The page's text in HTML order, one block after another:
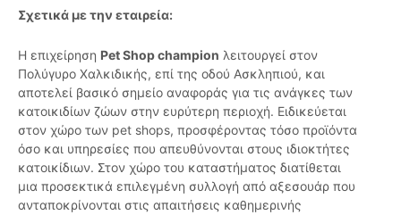
Σχετικά με την εταιρεία:
Η επιχείρηση Pet Shop champion λειτουργεί στον
Πολύγυρο Χαλκιδικής, επί της οδού Ασκληπιού, και
αποτελεί βασικό σημείο αναφοράς για τις ανάγκες των
κατοικιδίων ζώων στην ευρύτερη περιοχή. Ειδικεύεται
στον χώρο των pet shops, προσφέροντας τόσο προϊόντα
όσο και υπηρεσίες που απευθύνονται στους ιδιοκτήτες
κατοικίδιων. Στον χώρο του καταστήματος διατίθεται
μια προσεκτικά επιλεγμένη συλλογή από αξεσουάρ που
ανταποκρίνονται στις απαιτήσεις καθημερινής